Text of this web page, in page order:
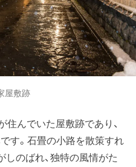
屋敷跡
住んでいた屋敷跡であり、
す。石畳の小路を散策すれ
しのばれ、独特の風情がた